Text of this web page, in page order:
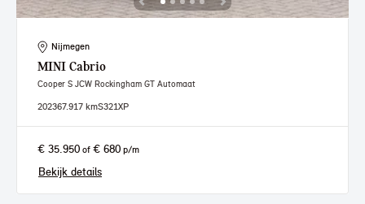
Nijmegen
MINI Cabrio
Cooper S JCW Rockingham GT Automaat
202367.917 kmS321XP
€ 35.950 of € 680 p/m
Bekijk details